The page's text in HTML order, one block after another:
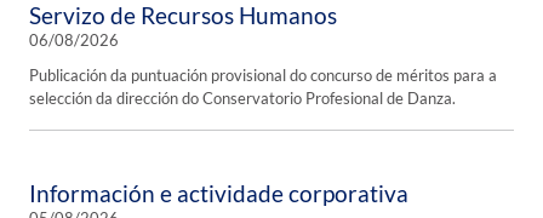
Servizo de Recursos Humanos
06/08/2026
Publicación da puntuación provisional do concurso de méritos para a
selección da dirección do Conservatorio Profesional de Danza.
Información e actividade corporativa